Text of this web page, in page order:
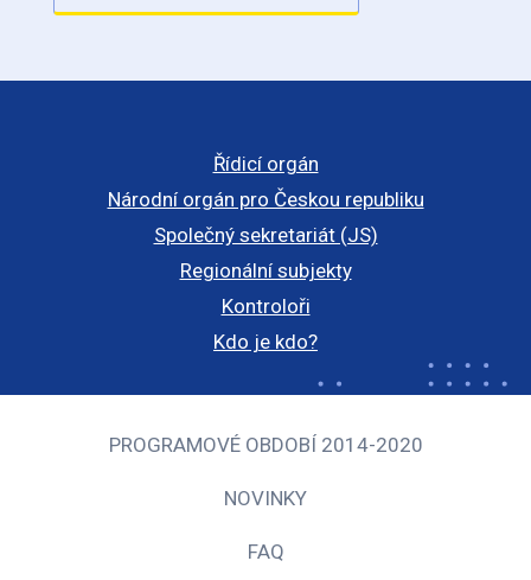
Řídicí orgán
Národní orgán pro Českou republiku
Společný sekretariát (JS)
Regionální subjekty
Kontroloři
Kdo je kdo?
PROGRAMOVÉ OBDOBÍ 2014-2020
NOVINKY
FAQ